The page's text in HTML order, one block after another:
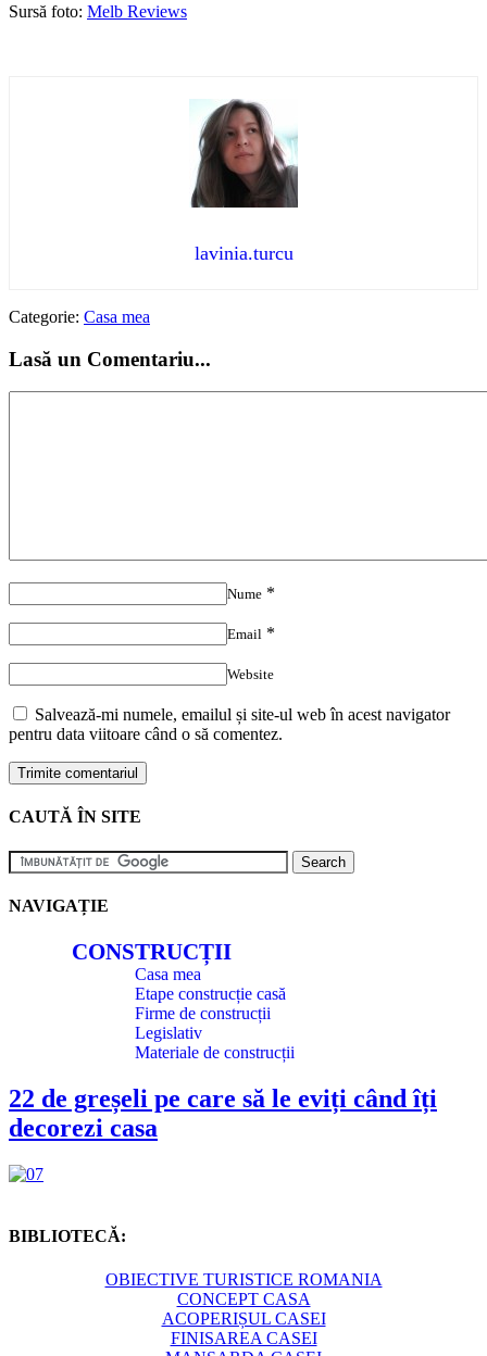
Sursă foto: Melb Reviews
lavinia.turcu
Categorie: Casa mea
Lasă un Comentariu...
Nume *
Email *
Website
Salvează-mi numele, emailul și site-ul web în acest navigator
pentru data viitoare când o să comentez.
CAUTĂ ÎN SITE
NAVIGAȚIE
CONSTRUCȚII
Casa mea
Etape construcție casă
Firme de construcții
Legislativ
Materiale de construcții
22 de greșeli pe care să le eviți când îți
decorezi casa
BIBLIOTECĂ:
OBIECTIVE TURISTICE ROMANIA
CONCEPT CASA
ACOPERIȘUL CASEI
FINISAREA CASEI